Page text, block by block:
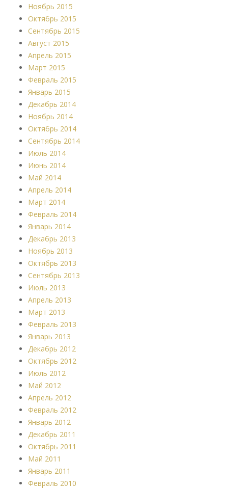
Ноябрь 2015
Октябрь 2015
Сентябрь 2015
Август 2015
Апрель 2015
Март 2015
Февраль 2015
Январь 2015
Декабрь 2014
Ноябрь 2014
Октябрь 2014
Сентябрь 2014
Июль 2014
Июнь 2014
Май 2014
Апрель 2014
Март 2014
Февраль 2014
Январь 2014
Декабрь 2013
Ноябрь 2013
Октябрь 2013
Сентябрь 2013
Июль 2013
Апрель 2013
Март 2013
Февраль 2013
Январь 2013
Декабрь 2012
Октябрь 2012
Июль 2012
Май 2012
Апрель 2012
Февраль 2012
Январь 2012
Декабрь 2011
Октябрь 2011
Май 2011
Январь 2011
Февраль 2010